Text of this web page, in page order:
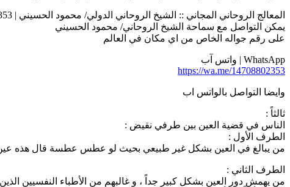
المعالج الروحاني المجاني :: الشيخ الروحاني الدولي/ محمود الحسيني | 0014708802353
يمكن التواصل مع سماحة الشيخ الروحاني/ محمود الحسيني
على رقم جواله الخاص من اي مكان في العالم
WhatsApp | واتس آب
https://wa.me/14708802353
وايضا التواصل بالواتس اب
ثالثاً :
الناس في قضية العين بين طرفي نقيض :
الطرف الأول :
من يبالغ في العين بشكل غير طبيعي بحيث لو عطس عطسة قال هذه
الطرف الثاني :
من يهمش دور العين بشكل كبير جداً ، و غالبهم من الأطباء النفسيين